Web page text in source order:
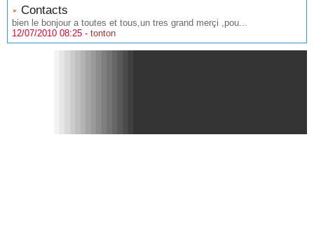
Contacts
bien le bonjour a toutes et tous,un tres grand merçi ,pou...
12/07/2010 08:25 - tonton